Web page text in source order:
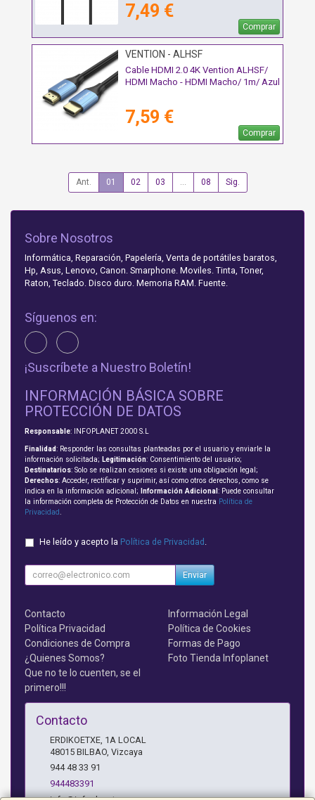
7,49 €
Comprar
VENTION - ALHSF
Cable HDMI 2.0 4K Vention ALHSF/
HDMI Macho - HDMI Macho/ 1m/ Azul
7,59 €
Comprar
Ant. 01 02 03 08 Sig.
Sobre Nosotros
Informática, Reparación, Papelería, Venta de portátiles baratos,
Hp, Asus, Lenovo, Canon. Smarphone. Moviles. Tinta, Toner,
Raton, Teclado. Disco duro. Memoria RAM. Fuente.
Síguenos en:
¡Suscríbete a Nuestro Boletín!
INFORMACIÓN BÁSICA SOBRE
PROTECCIÓN DE DATOS
Responsable: INFOPLANET 2000 S.L
Finalidad: Responder las consultas planteadas por el usuario y enviarle la
información solicitada; Legitimación: Consentimiento del usuario;
Destinatarios: Solo se realizan cesiones si existe una obligación legal;
Derechos: Acceder, rectificar y suprimir, así como otros derechos, como se
indica en la información adicional;
Información Adicional : Puede consultar
la información completa de Protección de Datos en nuestra Política de
Privacidad
He leído y acepto la Política de Privacidad
Enviar
Contacto
Información Legal
Política Privacidad
Política de Cookies
Condiciones de Compra
Formas de Pago
¿Quienes Somos?
Foto Tienda Infoplanet
Que no te lo cuenten, se el
primero!!!
Contacto
ERDIKOETXE, 1A LOCAL
48015 BILBAO Vizcaya
944 48 33 91
944483391